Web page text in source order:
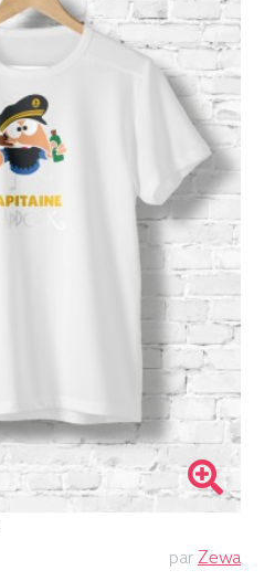
par Zewa